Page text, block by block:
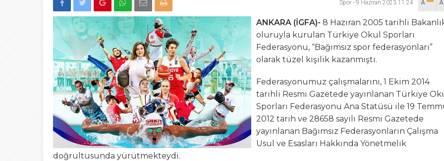
15:02 Türk Avcıları Kütahya Valisine tepki gösterdi
00:22 Yığılca’da Patpat Kazası: 3’ü Çocuk 7 Kişi Yaralandı
23:50 Akçakoca’da boğulma paniği
Spor - 9 Haziran 2023 11:24 A
ANKARA (İGFA)- 8 Haziran 2005 tarihli
oluruyla kurulan Türkiye Okul Sporları
Federasyonu, “Bağımsız spor federasyonları”
olarak tüzel kişilik kazanmıştı.
Federasyonumuz çalışmalarını, 1 Ekim 2014
tarihli Resmi Gazetede yayınlanan Türkiye
Sporları Federasyonu Ana Statüsü ile 19
2012 tarih ve 28658 sayılı Resmi Gazetede
yayınlanan Bağımsız Federasyonların Çalışma
Usul ve Esasları Hakkında Yönetmelik
doğrultusunda yürütmekteydi.